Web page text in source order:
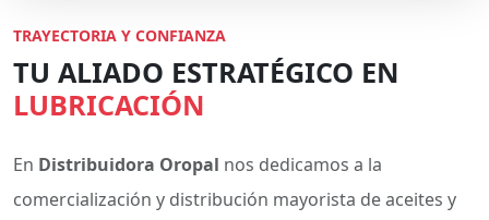
TRAYECTORIA Y CONFIANZA
TU ALIADO ESTRATÉGICO EN
LUBRICACIÓN
En Distribuidora Oropal nos dedicamos a la
comercialización y distribución mayorista de aceites y